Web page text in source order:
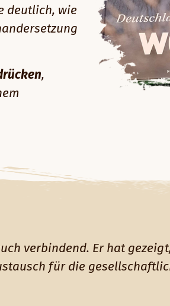
deutlich, wie
,
verbindend. Er hat
für die